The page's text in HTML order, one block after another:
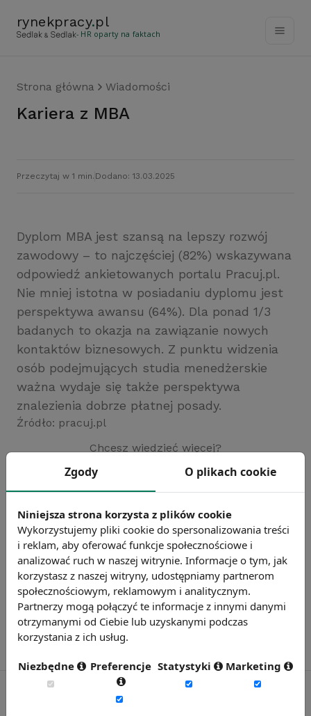
rynekpracy.pl
- HR oparty na faktach
Strona główna Wiadomości
Kariera z MBA
Przeczytaj w 1 min. Dodano: 13.03.2025
Dyplom MBA jest szansą na lepszy rozwój
zawodowy – to najczęściej (82%) wskazywana
odpowiedź ankietowanych portalu Pracuj.pl.
Nie mniej istotna w posiadaniu dyplomu jest
perspektywa awansu (64%). Dla ponad 1/3
badanych to okazja na zawiązanie nowych
kontaktów biznesowych. Z punktu widzenia
osób podejmujących studia menedżerskie
ważna wydaje się także perspektywa
znalezienia dobrze płatnej posady.
Źródło: pracuj.pl
Chcesz wiedzieć więcej?
Zobacz więcej wiadomości
Zgody O plikach cookie
Niniejsza strona korzysta z plików cookie
Wykorzystujemy pliki cookie do spersonalizowania treści
i reklam, aby oferować funkcje społecznościowe i
analizować ruch w naszej witrynie. Informacje o tym, jak
korzystasz z naszej witryny, udostępniamy partnerom
społecznościowym, reklamowym i analitycznym.
Partnerzy mogą połączyć te informacje z innymi danymi
otrzymanymi od Ciebie lub uzyskanymi podczas
korzystania z ich usług.
Niezbędne Preferencje Statystyki Marketing